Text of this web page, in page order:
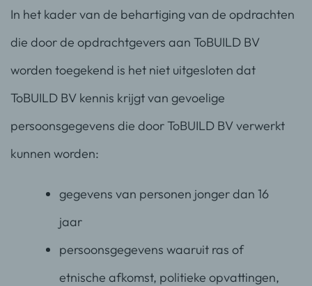
In het kader van de behartiging van de opdrachten
die door de opdrachtgevers aan ToBUILD BV
worden toegekend is het niet uitgesloten dat
ToBUILD BV kennis krijgt van gevoelige
persoonsgegevens die door ToBUILD BV verwerkt
kunnen worden:
gegevens van personen jonger dan 16
jaar
persoonsgegevens waaruit ras of
etnische afkomst, politieke opvattingen,